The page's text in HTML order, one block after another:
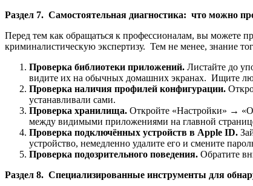
Раздел 7. Самостоятельная диагностика: что можно
Перед тем как обращаться к профессионалам, вы можете
криминалистическую экспертизу. Тем не менее, знание
Проверка библиотеки приложений. Листайте до
видите их на обычных домашних экранах. Ищите
Проверка наличия профилей конфигурации.
устанавливали сами.
Проверка хранилища. Откройте «Настройки» →
между видимыми приложениями на главной
Проверка подключённых устройств в Apple ID.
устройство, немедленно удалите его и смените
Проверка подозрительного поведения. Обратите
Раздел 8. Специализированные инструменты для